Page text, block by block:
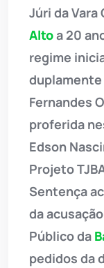
Júri da Vara
Altoa 20
regime
Fernandes
proferida
Edson
Projeto
Sentença
da
Público da
pedidos da